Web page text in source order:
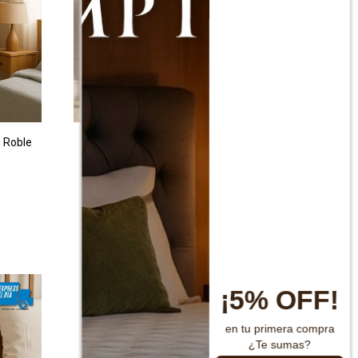
Roble
Mesa de Luz 1 Cajón Línea Naturale -
2.190
¡5% OFF!
en tu primera compra
¿Te sumas?